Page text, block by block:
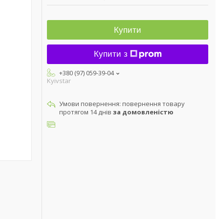
Купити
Купити з
+380 (97) 059-39-04
Kyivstar
повернення товару
протягом 14 днів за домовленістю